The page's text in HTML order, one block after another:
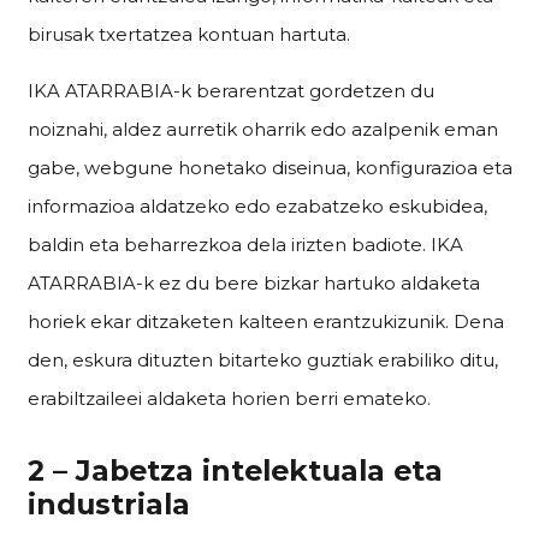
birusak txertatzea kontuan hartuta.
IKA ATARRABIA-k berarentzat gordetzen du
noiznahi, aldez aurretik oharrik edo azalpenik eman
gabe, webgune honetako diseinua, konfigurazioa eta
informazioa aldatzeko edo ezabatzeko eskubidea,
baldin eta beharrezkoa dela irizten badiote. IKA
ATARRABIA-k ez du bere bizkar hartuko aldaketa
horiek ekar ditzaketen kalteen erantzukizunik. Dena
den, eskura dituzten bitarteko guztiak erabiliko ditu,
erabiltzaileei aldaketa horien berri emateko.
2 – Jabetza intelektuala eta
industriala